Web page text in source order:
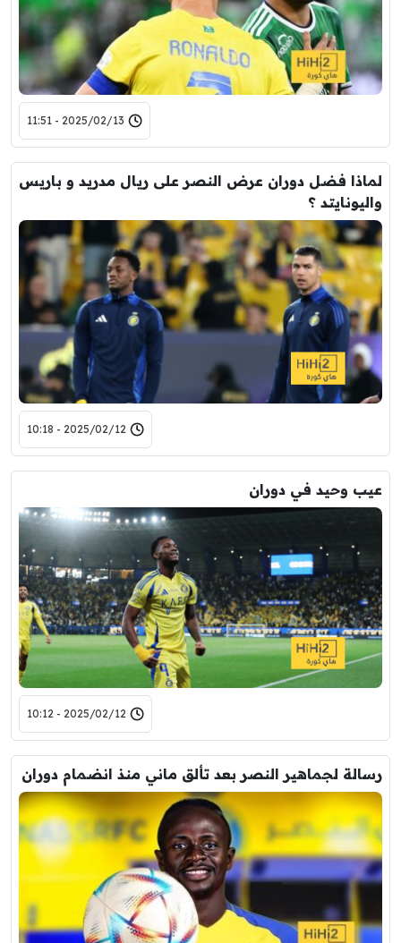
2025/02/13 - 11:51
لماذا فضل دوران عرض النصر على ريال مدريد و باريس
واليونايتد ؟
2025/02/12 - 10:18
عيب وحيد في دوران
2025/02/12 - 10:12
رسالة لجماهير النصر بعد تألق ماني منذ انضمام دوران